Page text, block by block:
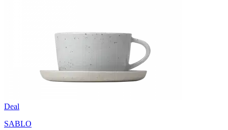
Deal
SABLO